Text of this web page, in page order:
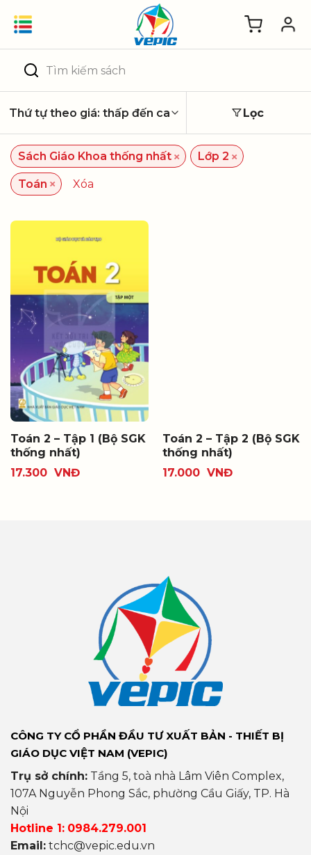
Tìm
kiếm:
Lọc
Sách Giáo Khoa thống nhất × Lớp 2 ×
Toán × Xóa
Toán 2 – Tập 1 (Bộ SGK
thống nhất)
17.300 VNĐ
Toán 2 – Tập 2 (Bộ SGK
thống nhất)
17.000 VNĐ
CÔNG TY CỔ PHẦN ĐẦU TƯ XUẤT BẢN - THIẾT BỊ
GIÁO DỤC VIỆT NAM (VEPIC)
Trụ sở chính: Tầng 5, toà nhà Lâm Viên Complex,
107A Nguyễn Phong Sắc, phường Cầu Giấy, TP. Hà
Nội
Hotline 1: 0984.279.001
Email: tchc@vepic.edu.vn